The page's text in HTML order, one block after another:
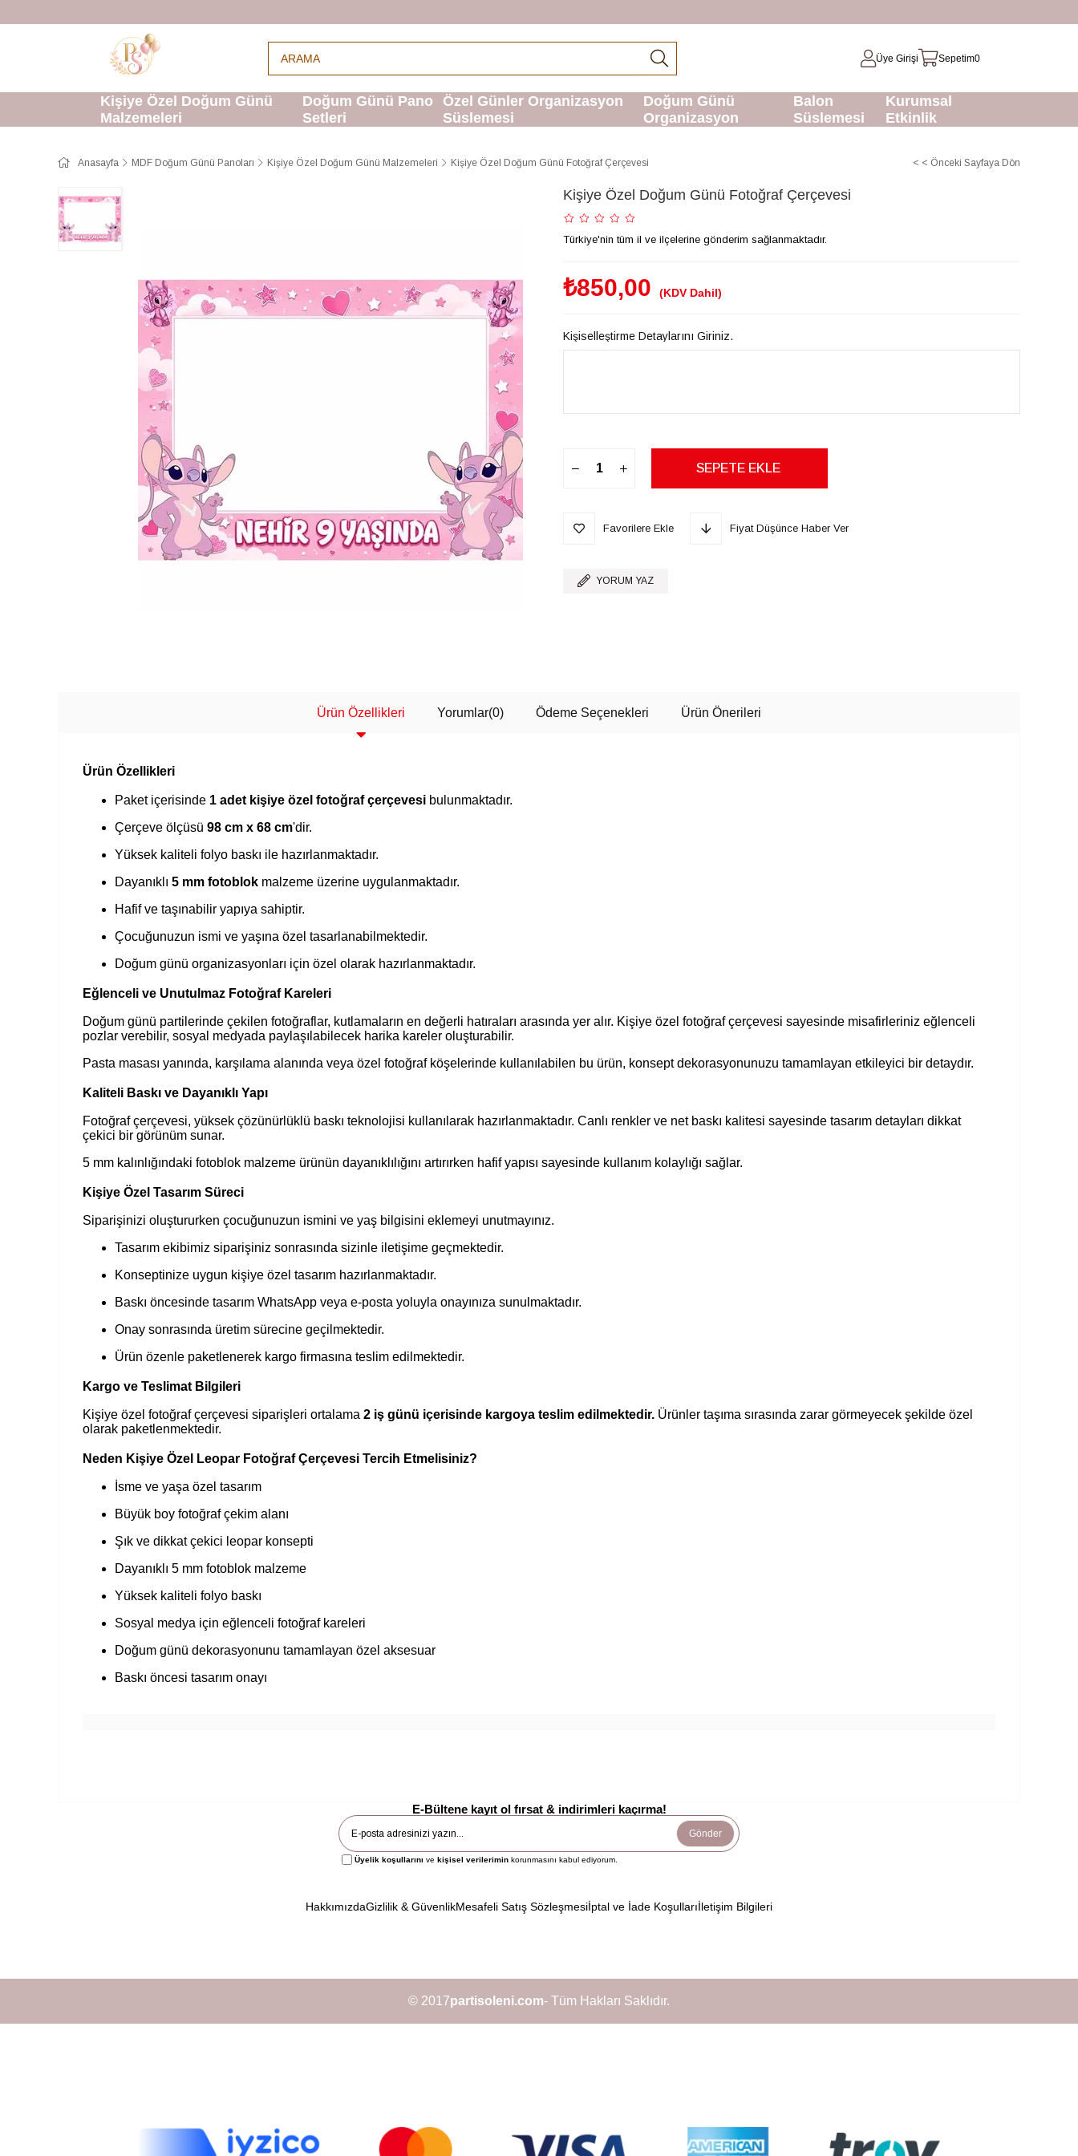
Üye Girişi Sepetim0
Kişiye Özel Doğum Günü
Malzemeleri
Doğum Günü Pano
Setleri
Özel Günler Organizasyon
Süslemesi
Doğum Günü
Organizasyon
Balon
Süslemesi
Kurumsal
Etkinlik
Anasayfa MDF Doğum Günü Panoları Kişiye Özel Doğum Günü Malzemeleri Kişiye Özel Doğum Günü Fotoğraf Çerçevesi < < Önceki Sayfaya Dön
Kişiye Özel Doğum Günü Fotoğraf Çerçevesi
Türkiye'nin tüm il ve ilçelerine gönderim sağlanmaktadır.
₺850,00 (KDV Dahil)
Kişiselleştirme Detaylarını Giriniz.
Favorilere Ekle Fiyat Düşünce Haber Ver
YORUM YAZ
Ürün Özellikleri Yorumlar(0) Ödeme Seçenekleri Ürün Önerileri
Ürün Özellikleri
Paket içerisinde 1 adet kişiye özel fotoğraf çerçevesi bulunmaktadır.
Çerçeve ölçüsü 98 cm x 68 cm'dir.
Yüksek kaliteli folyo baskı ile hazırlanmaktadır.
Dayanıklı 5 mm fotoblok malzeme üzerine uygulanmaktadır.
Hafif ve taşınabilir yapıya sahiptir.
Çocuğunuzun ismi ve yaşına özel tasarlanabilmektedir.
Doğum günü organizasyonları için özel olarak hazırlanmaktadır.
Eğlenceli ve Unutulmaz Fotoğraf Kareleri
Doğum günü partilerinde çekilen fotoğraflar, kutlamaların en değerli hatıraları arasında yer alır. Kişiye özel fotoğraf çerçevesi sayesinde misafirleriniz eğlenceli
pozlar verebilir, sosyal medyada paylaşılabilecek harika kareler oluşturabilir.
Pasta masası yanında, karşılama alanında veya özel fotoğraf köşelerinde kullanılabilen bu ürün, konsept dekorasyonunuzu tamamlayan etkileyici bir detaydır.
Kaliteli Baskı ve Dayanıklı Yapı
Fotoğraf çerçevesi, yüksek çözünürlüklü baskı teknolojisi kullanılarak hazırlanmaktadır. Canlı renkler ve net baskı kalitesi sayesinde tasarım detayları dikkat
çekici bir görünüm sunar.
5 mm kalınlığındaki fotoblok malzeme ürünün dayanıklılığını artırırken hafif yapısı sayesinde kullanım kolaylığı sağlar.
Kişiye Özel Tasarım Süreci
Siparişinizi oluştururken çocuğunuzun ismini ve yaş bilgisini eklemeyi unutmayınız.
Tasarım ekibimiz siparişiniz sonrasında sizinle iletişime geçmektedir.
Konseptinize uygun kişiye özel tasarım hazırlanmaktadır.
Baskı öncesinde tasarım WhatsApp veya e-posta yoluyla onayınıza sunulmaktadır.
Onay sonrasında üretim sürecine geçilmektedir.
Ürün özenle paketlenerek kargo firmasına teslim edilmektedir.
Kargo ve Teslimat Bilgileri
Kişiye özel fotoğraf çerçevesi siparişleri ortalama 2 iş günü içerisinde kargoya teslim edilmektedir. Ürünler taşıma sırasında zarar görmeyecek şekilde özel
olarak paketlenmektedir.
Neden Kişiye Özel Leopar Fotoğraf Çerçevesi Tercih Etmelisiniz?
İsme ve yaşa özel tasarım
Büyük boy fotoğraf çekim alanı
Şık ve dikkat çekici leopar konsepti
Dayanıklı 5 mm fotoblok malzeme
Yüksek kaliteli folyo baskı
Sosyal medya için eğlenceli fotoğraf kareleri
Doğum günü dekorasyonunu tamamlayan özel aksesuar
Baskı öncesi tasarım onayı
E-Bültene kayıt ol fırsat & indirimleri kaçırma!
Gönder
Üyelik koşullarını ve kişisel verilerimin korunmasını kabul ediyorum.
HakkımızdaGizlilik & GüvenlikMesafeli Satış Sözleşmesiİptal ve İade Koşullarıİletişim Bilgileri
© 2017partisoleni.com- Tüm Hakları Saklıdır.